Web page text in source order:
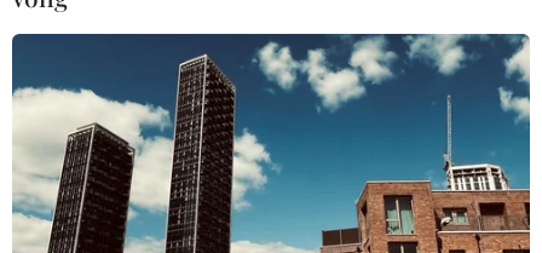
# Tết Nguyên đán #thịt lợn
#bình ổn thị trường
#mặt hàng thực phẩm